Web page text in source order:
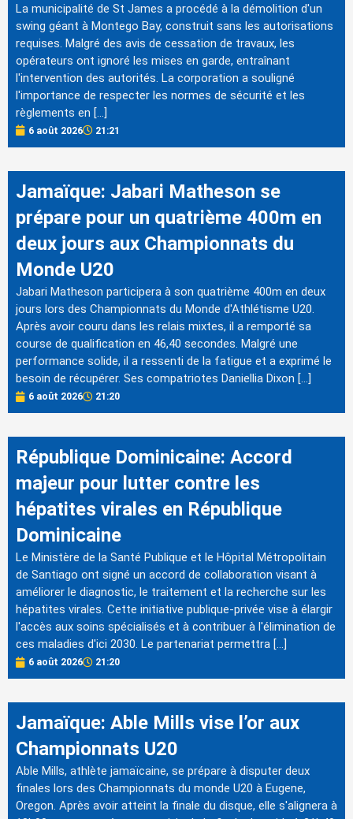
La municipalité de St James a procédé à la démolition d'un
swing géant à Montego Bay, construit sans les autorisations
requises. Malgré des avis de cessation de travaux, les
opérateurs ont ignoré les mises en garde, entraînant
l'intervention des autorités. La corporation a souligné
l'importance de respecter les normes de sécurité et les
règlements en […]
6 août 2026 21:21
Jamaïque: Jabari Matheson se
prépare pour un quatrième 400m en
deux jours aux Championnats du
Monde U20
Jabari Matheson participera à son quatrième 400m en deux
jours lors des Championnats du Monde d'Athlétisme U20.
Après avoir couru dans les relais mixtes, il a remporté sa
course de qualification en 46,40 secondes. Malgré une
performance solide, il a ressenti de la fatigue et a exprimé le
besoin de récupérer. Ses compatriotes Daniellia Dixon […]
6 août 2026 21:20
République Dominicaine: Accord
majeur pour lutter contre les
hépatites virales en République
Dominicaine
Le Ministère de la Santé Publique et le Hôpital Métropolitain
de Santiago ont signé un accord de collaboration visant à
améliorer le diagnostic, le traitement et la recherche sur les
hépatites virales. Cette initiative publique-privée vise à élargir
l'accès aux soins spécialisés et à contribuer à l'élimination de
ces maladies d'ici 2030. Le partenariat permettra […]
6 août 2026 21:20
Jamaïque: Able Mills vise l’or aux
Championnats U20
Able Mills, athlète jamaïcaine, se prépare à disputer deux
finales lors des Championnats du monde U20 à Eugene,
Oregon. Après avoir atteint la finale du disque, elle s'alignera à